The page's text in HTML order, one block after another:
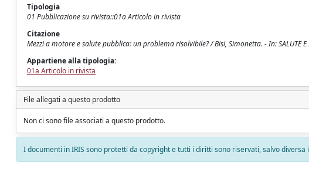
Tipologia
01 Pubblicazione su rivista::01a Articolo in rivista
Citazione
Mezzi a motore e salute pubblica: un problema risolvibile? / Bisi, Simonetta. - In: SALUTE
Appartiene alla tipologia:
01a Articolo in rivista
File allegati a questo prodotto
Non ci sono file associati a questo prodotto.
I documenti in IRIS sono protetti da copyright e tutti i diritti sono riservati, salvo diversa